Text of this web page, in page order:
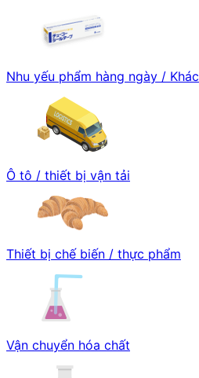
Nhu yếu phẩm hàng ngày / Khác
Ô tô / thiết bị vận tải
Thiết bị chế biến / thực phẩm
Vận chuyển hóa chất